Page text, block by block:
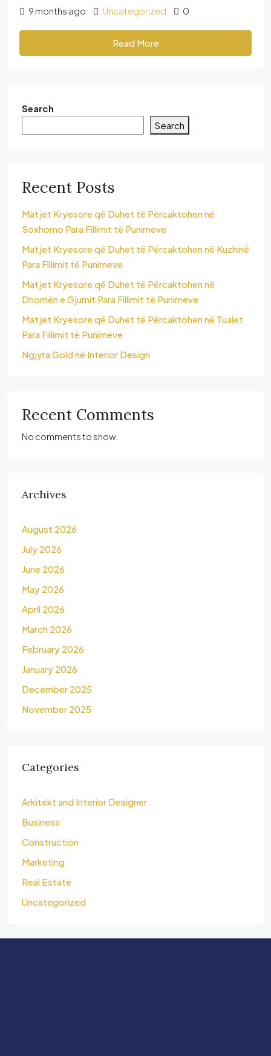
9 months ago Uncategorized 0
Read More
Search
Search
Recent Posts
Matjet Kryesore që Duhet të Përcaktohen në
Soxhorno Para Fillimit të Punimeve
Matjet Kryesore që Duhet të Përcaktohen në Kuzhinë
Para Fillimit të Punimeve
Matjet Kryesore që Duhet të Përcaktohen në
Dhomën e Gjumit Para Fillimit të Punimeve
Matjet Kryesore që Duhet të Përcaktohen në Tualet
Para Fillimit të Punimeve
Ngjyra Gold në Interior Design
Recent Comments
No comments to show.
Archives
August 2026
July 2026
June 2026
May 2026
April 2026
March 2026
February 2026
January 2026
December 2025
November 2025
Categories
Arkitekt and Interior Designer
Business
Construction
Marketing
Real Estate
Uncategorized